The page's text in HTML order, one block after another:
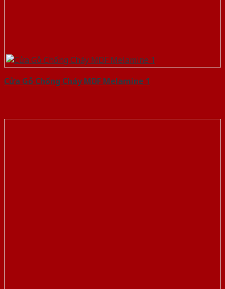
Cửa Gỗ Chống Cháy MDF Melamine 1